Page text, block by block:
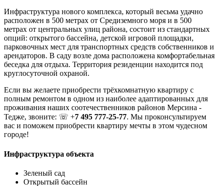
Инфраструктура нового комплекса, который весьма удачно
расположен в 500 метрах от Средиземного моря и в 500
метрах от центральных улиц района, состоит из стандартных
опций: открытого бассейна, детской игровой площадки,
парковочных мест для транспортных средств собственников и
арендаторов. В саду возле дома расположена комфортабельная
беседка для отдыха. Территория резиденции находится под
круглосуточной охраной.
Если вы желаете приобрести трёхкомнатную квартиру с
полным ремонтом в одном из наиболее адаптированных для
проживания наших соотечественников районов Мерсина -
Тедже, звоните: ☏ +7 495 777-25-77. Мы проконсультируем
вас и поможем приобрести квартиру мечты в этом чудесном
городе!
Инфраструктура объекта
Зеленый сад
Открытый бассейн